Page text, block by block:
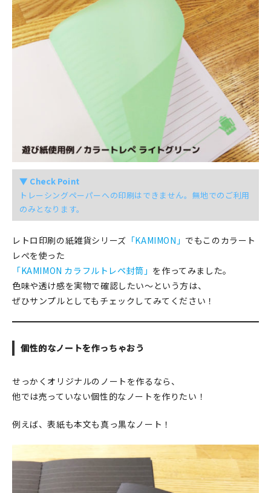
▼ Check Point
トレーシングペーパーへの印刷はできません。無地でのご利用
のみとなります。
レトロ印刷の紙雑貨シリーズ 「KAMIMON」 でもこのカラート
レぺを使った
「KAMIMON カラフルトレペ封筒」 を作ってみました。
色味や透け感を実物で確認したい～という方は、
ぜひサンプルとしてもチェックしてみてください！
個性的なノートを作っちゃおう
せっかくオリジナルのノートを作るなら、
他では売っていない個性的なノートを作りたい！
例えば、表紙も本文も真っ黒なノート！